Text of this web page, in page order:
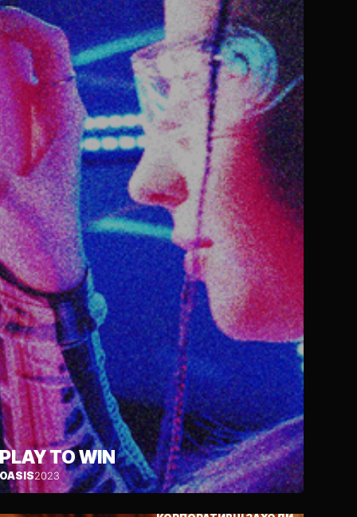
TO WIN
2023